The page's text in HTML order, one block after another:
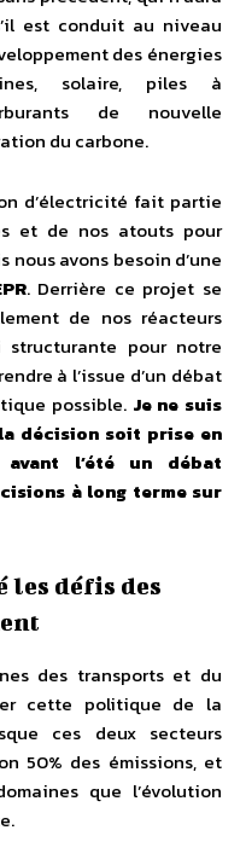
est conduit au niveau
des énergies
solaire, piles à
de nouvelle
du carbone.
d’électricité fait partie
et de nos atouts pour
nous avons besoin d’une
. Derrière ce projet se
de nos réacteurs
pour notre
à l’issue d’un débat
possible. Je ne suis
décision soit prise en
l’été un débat
à long terme sur
les défis des
des transports et du
cette politique de la
ces deux secteurs
50% des émissions, et
que l’évolution